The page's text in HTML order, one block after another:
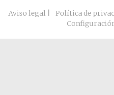
Aviso legal| Política de